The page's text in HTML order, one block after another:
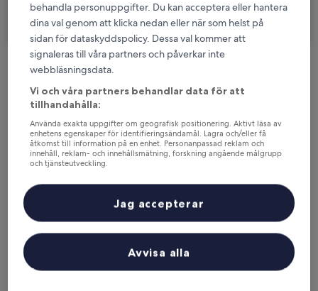
Sök
Alternativ med gratis avbokning om
planerna ändras
Tjäna förmåner för varje natt du bor
Spara mer med medlemspriser
Se priser för dessa datum
behandla personuppgifter. Du kan acceptera eller hantera
dina val genom att klicka nedan eller när som helst på
sidan för dataskyddspolicy. Dessa val kommer att
signaleras till våra partners och påverkar inte
webbläsningsdata.
Vi och våra partners behandlar data för att
tillhandahålla:
Använda exakta uppgifter om geografisk positionering. Aktivt läsa av
enhetens egenskaper för identifieringsändamål. Lagra och/eller få
åtkomst till information på en enhet. Personanpassad reklam och
innehåll, reklam- och innehållsmätning, forskning angående målgrupp
och tjänsteutveckling.
Avvisa alla
Jag accepterar